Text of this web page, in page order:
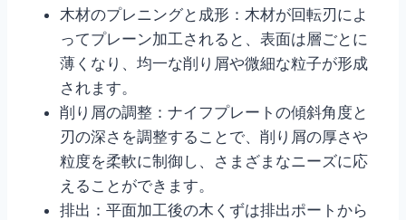
木材のプレニングと成形：木材が回転刃によ
ってプレーン加工されると、表面は層ごとに
薄くなり、均一な削り屑や微細な粒子が形成
されます。
削り屑の調整：ナイフプレートの傾斜角度と
刃の深さを調整することで、削り屑の厚さや
粒度を柔軟に制御し、さまざまなニーズに応
えることができます。
排出：平面加工後の木くずは排出ポートから